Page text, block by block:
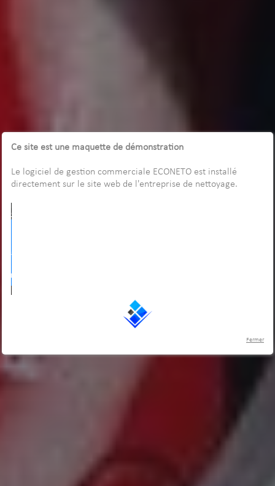
Ce site est une maquette de démonstration
Le logiciel de gestion commerciale ECONETO est installé
directement sur le site web de l'entreprise de nettoyage.
Fermer